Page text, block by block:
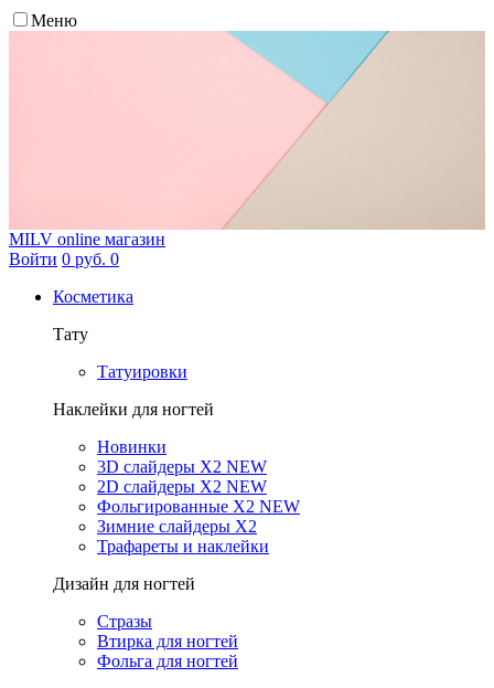
Меню
MILV online магазин
Войти 0 руб. 0
Косметика
Тату
Татуировки
Наклейки для ногтей
Новинки
3D слайдеры X2 NEW
2D слайдеры X2 NEW
Фольгированные X2 NEW
Зимние слайдеры Х2
Трафареты и наклейки
Дизайн для ногтей
Стразы
Втирка для ногтей
Фольга для ногтей